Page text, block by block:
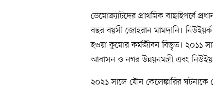
ডেমোক্র্যাটদের প্রাথমিক বাছাইপর্বে
বছর বয়সী জোহরান মামদানি।
হওয়া কুমোর কর্মজীবন বিস্তৃত। ২০১১
আবাসন ও নগর উন্নয়নমন্ত্রী এবং
২০২১ সালে যৌন কেলেঙ্কারির